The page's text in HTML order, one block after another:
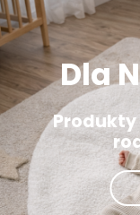
Dla
Produkty